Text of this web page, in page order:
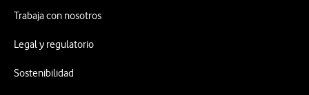
Trabaja con nosotros
Legal y regulatorio
Sostenibilidad